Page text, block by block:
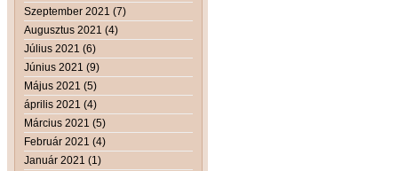
Szeptember 2021 (7)
Augusztus 2021 (4)
Július 2021 (6)
Június 2021 (9)
Május 2021 (5)
április 2021 (4)
Március 2021 (5)
Február 2021 (4)
Január 2021 (1)